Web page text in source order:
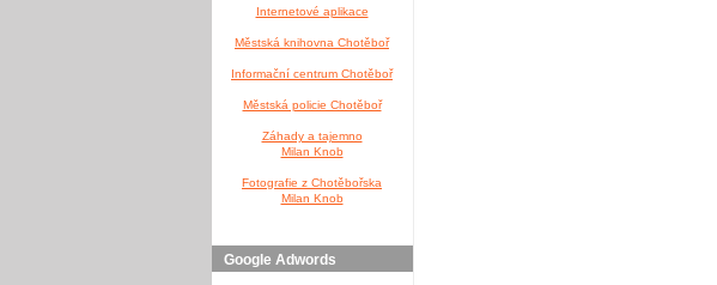
Internetové aplikace
Městská knihovna Chotěboř
Informační centrum Chotěboř
Městská policie Chotěboř
Záhady a tajemno
Milan Knob
Fotografie z Chotěbořska
Milan Knob
Google Adwords